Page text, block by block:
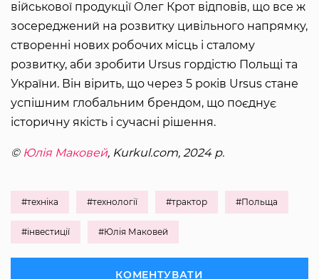
військової продукції Олег Крот відповів, що все ж
зосереджений на розвитку цивільного напрямку,
створенні нових робочих місць і сталому
розвитку, аби зробити Ursus гордістю Польщі та
України. Він вірить, що через 5 років Ursus стане
успішним глобальним брендом, що поєднує
історичну якість і сучасні рішення.
© Юлія Маковей, Kurkul.com, 2024 р.
#техніка #технології #трактор #Польща
#інвестиції #Юлія Маковей
КОМЕНТУВАТИ